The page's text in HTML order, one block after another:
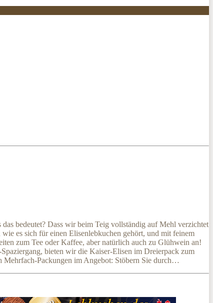
bedeutet? Dass wir beim Teig vollständig auf Mehl verzichtet
es sich für einen Elisenlebkuchen gehört, und mit feinem
zum Tee oder Kaffee, aber natürlich auch zu Glühwein an!
bieten wir die Kaiser-Elisen im Dreierpack zum
Mehrfach-Packungen im Angebot: Stöbern Sie durch…